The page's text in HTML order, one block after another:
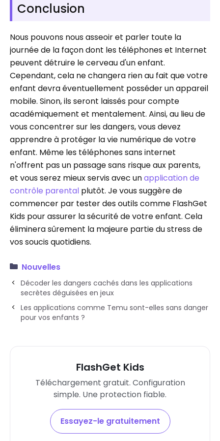
Conclusion
Nous pouvons nous asseoir et parler toute la
journée de la façon dont les téléphones et Internet
peuvent détruire le cerveau d'un enfant.
Cependant, cela ne changera rien au fait que votre
enfant devra éventuellement posséder un appareil
mobile. Sinon, ils seront laissés pour compte
académiquement et mentalement. Ainsi, au lieu de
vous concentrer sur les dangers, vous devez
apprendre à protéger la vie numérique de votre
enfant. Même les téléphones sans internet
n'offrent pas un passage sans risque aux parents,
et vous serez mieux servis avec unapplication de
contrôle parental plutôt. Je vous suggère de
commencer par tester des outils comme FlashGet
Kids pour assurer la sécurité de votre enfant. Cela
éliminera sûrement la majeure partie du stress de
vos soucis quotidiens.
Nouvelles
Décoder les dangers cachés dans les applications
secrètes déguisées en jeux
Les applications comme Temu sont-elles sans danger
pour vos enfants ?
FlashGet Kids
Téléchargement gratuit. Configuration
simple. Une protection fiable.
Essayez-le gratuitement